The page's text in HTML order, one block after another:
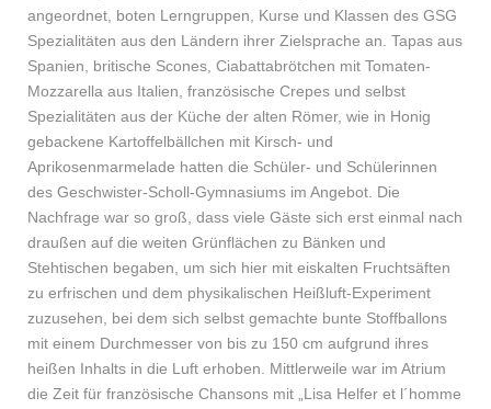
angeordnet, boten Lerngruppen, Kurse und Klassen des GSG
Spezialitäten aus den Ländern ihrer Zielsprache an. Tapas aus
Spanien, britische Scones, Ciabattabrötchen mit Tomaten-
Mozzarella aus Italien, französische Crepes und selbst
Spezialitäten aus der Küche der alten Römer, wie in Honig
gebackene Kartoffelbällchen mit Kirsch- und
Aprikosenmarmelade hatten die Schüler- und Schülerinnen
des Geschwister-Scholl-Gymnasiums im Angebot. Die
Nachfrage war so groß, dass viele Gäste sich erst einmal nach
draußen auf die weiten Grünflächen zu Bänken und
Stehtischen begaben, um sich hier mit eiskalten Fruchtsäften
zu erfrischen und dem physikalischen Heißluft-Experiment
zuzusehen, bei dem sich selbst gemachte bunte Stoffballons
mit einem Durchmesser von bis zu 150 cm aufgrund ihres
heißen Inhalts in die Luft erhoben. Mittlerweile war im Atrium
die Zeit für französische Chansons mit „Lisa Helfer et l´homme